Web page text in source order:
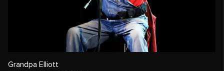
Grandpa Elliott